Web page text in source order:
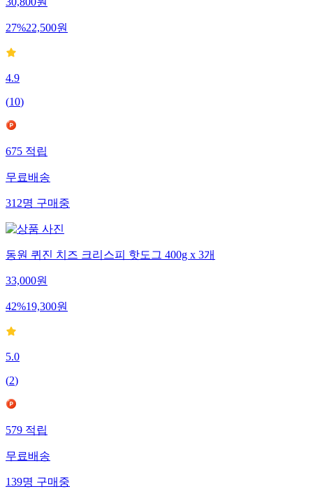
27%22,500원
4.9
(10)
675 적립
무료배송
312명 구매중
동원 퀴진 치즈 크리스피 핫도그 400g x 3개
33,000원
42%19,300원
5.0
(2)
579 적립
무료배송
139명 구매중